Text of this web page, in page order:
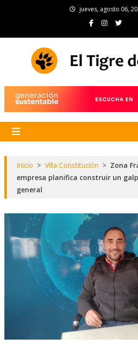
jueves, agosto 06,
Inicio > Villa Constitución > Zona
empresa planifica construir un
general